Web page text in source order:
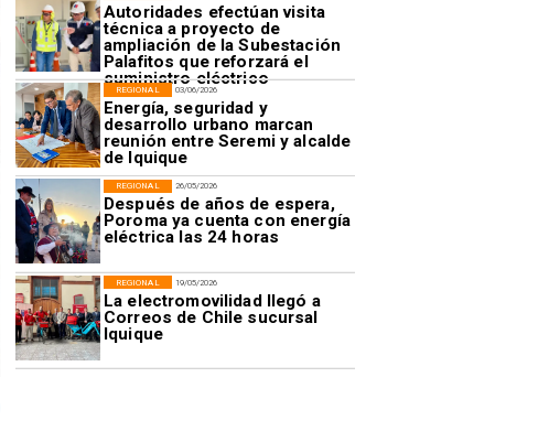
Autoridades efectúan visita
técnica a proyecto de
ampliación de la Subestación
Palafitos que reforzará el
suministro eléctrico
03/06/2026
Energía, seguridad y
desarrollo urbano marcan
reunión entre Seremi y alcalde
de Iquique
REGIONAL
26/05/2026
Después de años de espera,
Poroma ya cuenta con energía
eléctrica las 24 horas
REGIONAL
19/05/2026
La electromovilidad llegó a
Correos de Chile sucursal
Iquique
REGIONAL